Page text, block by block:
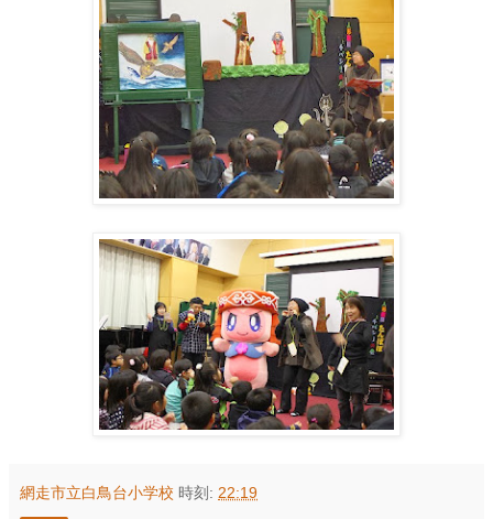
網走市立白鳥台小学校 時刻: 22:19